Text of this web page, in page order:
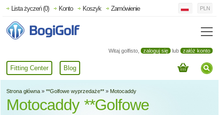
Witaj golfisto, zaloguj się lub załóż konto
Fitting Center Blog
Lista życzeń (0) Konto Koszyk Zamówienie PLN
Strona główna » **Golfowe wyprzedaże** » Motocaddy
Motocaddy **Golfowe